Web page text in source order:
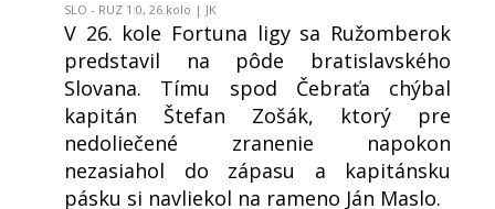
SLO - RUZ 1:0, 26.kolo | JK
V 26. kole Fortuna ligy sa Ružomberok
predstavil na pôde bratislavského
Slovana. Tímu spod Čebraťa chýbal
kapitán Štefan Zošák, ktorý pre
nedoliečené zranenie napokon
nezasiahol do zápasu a kapitánsku
pásku si navliekol na rameno Ján Maslo.